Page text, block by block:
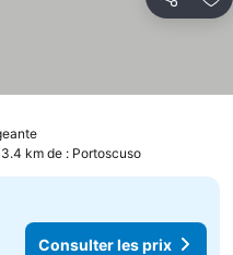
Partager
Consulter les prix
km de : Portoscuso
Consulter les prix